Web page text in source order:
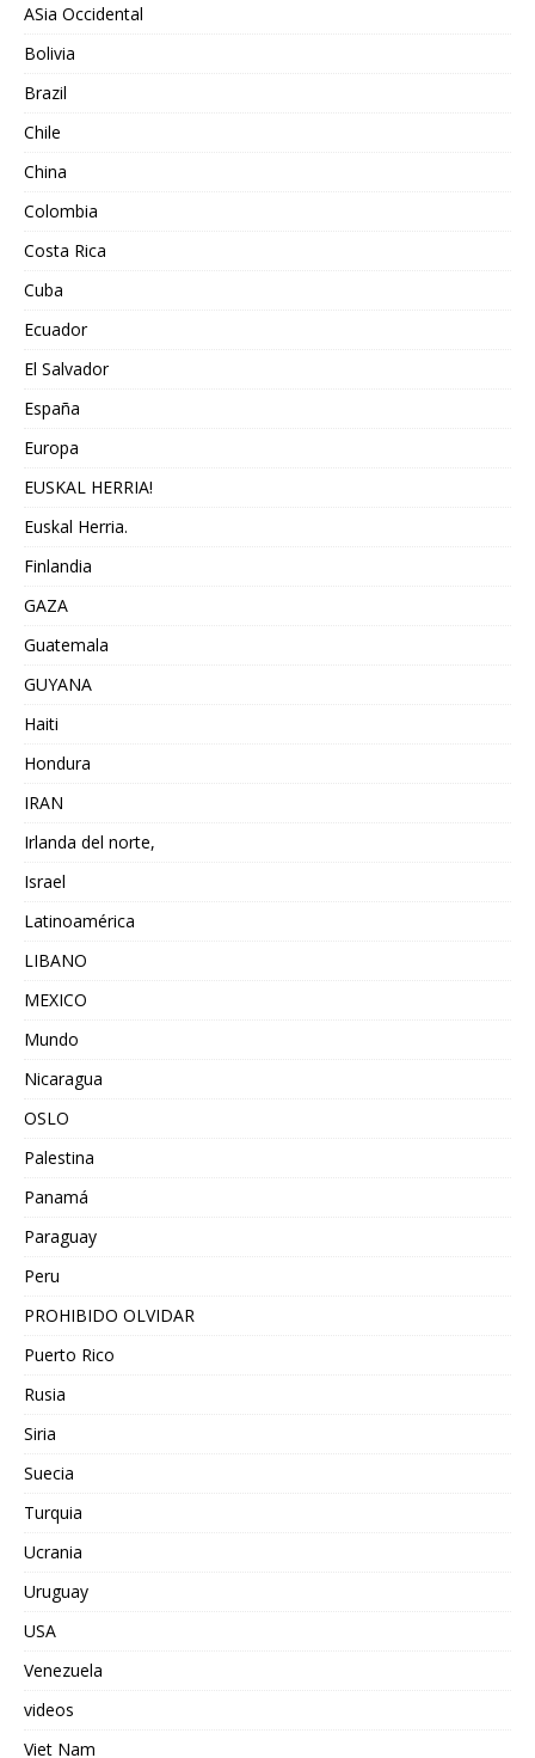
ASia Occidental
Bolivia
Brazil
Chile
China
Colombia
Costa Rica
Cuba
Ecuador
El Salvador
España
Europa
EUSKAL HERRIA!
Euskal Herria.
Finlandia
GAZA
Guatemala
GUYANA
Haiti
Hondura
IRAN
Irlanda del norte,
Israel
Latinoamérica
LIBANO
MEXICO
Mundo
Nicaragua
OSLO
Palestina
Panamá
Paraguay
Peru
PROHIBIDO OLVIDAR
Puerto Rico
Rusia
Siria
Suecia
Turquia
Ucrania
Uruguay
USA
Venezuela
videos
Viet Nam